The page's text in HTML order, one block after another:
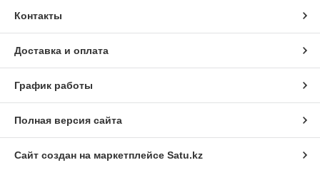
Контакты
Доставка и оплата
График работы
Полная версия сайта
Сайт создан на маркетплейсе Satu.kz